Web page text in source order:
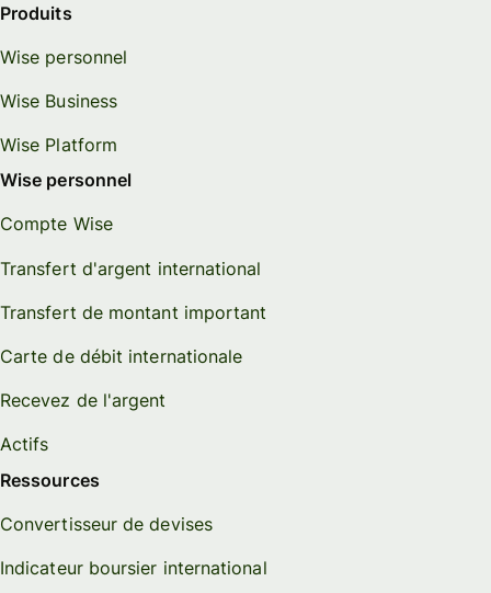
Produits
Wise personnel
Wise Business
Wise Platform
Wise personnel
Compte Wise
Transfert d'argent international
Transfert de montant important
Carte de débit internationale
Recevez de l'argent
Actifs
Ressources
Convertisseur de devises
Indicateur boursier international